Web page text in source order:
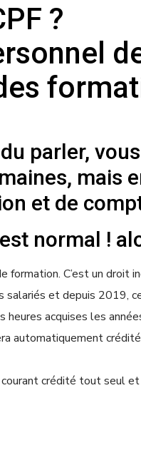
?
parler,
mais
et de
normal !
formation. C’est un
et depuis 2019,
heures acquises les
automatiquement
crédité tout seul